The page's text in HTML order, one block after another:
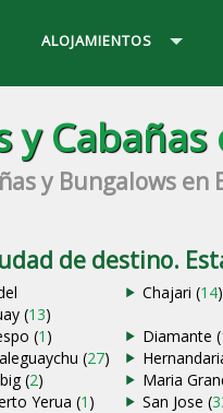
ALOJAMIENTOS
y Cabañas
y Bungalows en
de destino.
(13)
Chajari (14)
(1 ) Diamante (
(27)
(2) Maria
Yerua (1 ) San Jose (